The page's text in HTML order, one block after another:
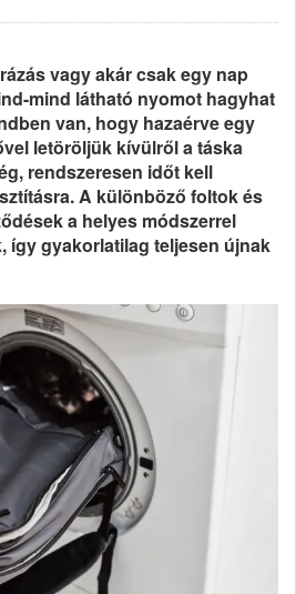
vagy akár csak egy nap
mind látható nyomot hagyhat
van, hogy hazaérve egy
letöröljük kívülről a táska
rendszeresen időt kell
A különböző foltok és
a helyes módszerrel
így gyakorlatilag teljesen újnak